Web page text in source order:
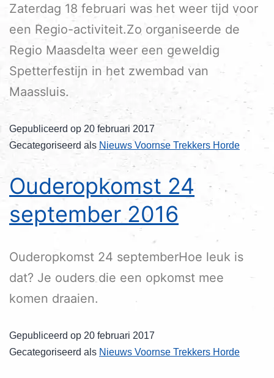
Zaterdag 18 februari was het weer tijd voor
een Regio-activiteit.Zo organiseerde de
Regio Maasdelta weer een geweldig
Spetterfestijn in het zwembad van
Maassluis.
Gepubliceerd op 20 februari 2017
Gecategoriseerd als Nieuws Voornse Trekkers Horde
Ouderopkomst 24
september 2016
Ouderopkomst 24 septemberHoe leuk is
dat? Je ouders die een opkomst mee
komen draaien.
Gepubliceerd op 20 februari 2017
Gecategoriseerd als Nieuws Voornse Trekkers Horde